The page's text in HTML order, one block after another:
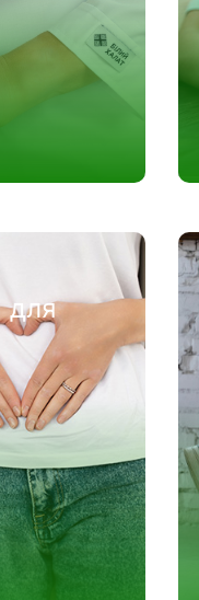
для